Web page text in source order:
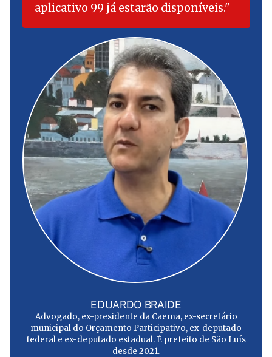
aplicativo 99 já estarão disponíveis.
EDUARDO BRAIDE
Advogado, ex-presidente da Caema, ex-secretário
municipal do Orçamento Participativo, ex-deputado
federal e ex-deputado estadual. É prefeito de São Luís
desde 2021.